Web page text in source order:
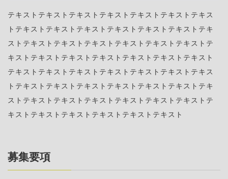
テキストテキストテキストテキストテキストテキストテキス
トテキストテキストテキストテキストテキストテキストテキ
ストテキストテキストテキストテキストテキストテキストテ
キストテキストテキストテキストテキストテキストテキスト
テキストテキストテキストテキストテキストテキストテキス
トテキストテキストテキストテキストテキストテキストテキ
ストテキストテキストテキストテキストテキストテキストテ
キストテキストテキストテキストテキストテキスト
募集要項